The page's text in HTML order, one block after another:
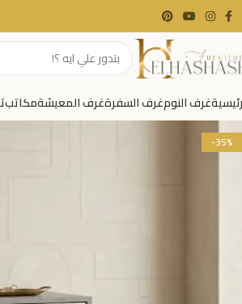
غرف النومغرف السفرةغرف المعيشةمكاتب
-35%